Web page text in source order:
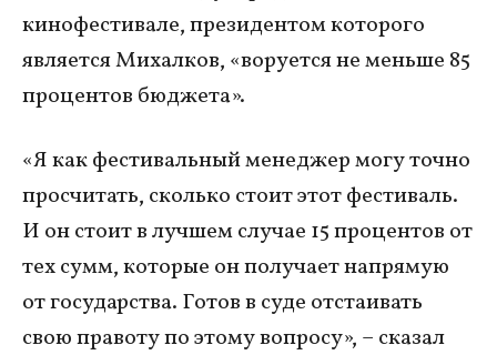
кинофестивале, президентом которого
является Михалков, «воруется не меньше 85
процентов бюджета».
«Я как фестивальный менеджер могу точно
просчитать, сколько стоит этот фестиваль.
И он стоит в лучшем случае 15 процентов от
тех сумм, которые он получает напрямую
от государства. Готов в суде отстаивать
свою правоту по этому вопросу», – сказал